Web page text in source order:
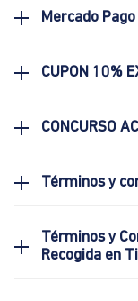
Mercado
CUPON 10%
CONCURSO
Términos y
Términos y
Recogida en